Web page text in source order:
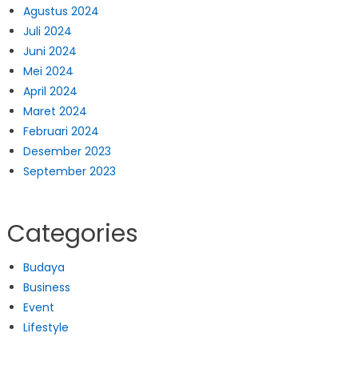
Agustus 2024
Juli 2024
Juni 2024
Mei 2024
April 2024
Maret 2024
Februari 2024
Desember 2023
September 2023
Categories
Budaya
Business
Event
Lifestyle